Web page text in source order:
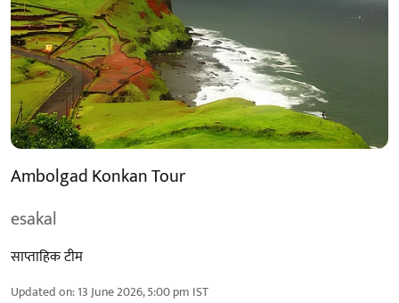
Ambolgad Konkan Tour
esakal
साप्ताहिक टीम
Updated on:13 June 2026, 5:00 pm IST